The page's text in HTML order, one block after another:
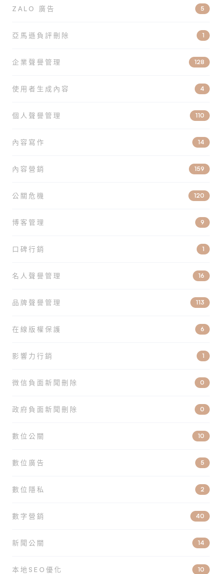
ZALO 廣告 5
亞馬遜負評刪除 1
企業聲譽管理 128
使用者生成內容 4
個人聲譽管理 110
內容寫作 14
內容營銷 159
公關危機 120
博客管理 9
口碑行銷 1
名人聲譽管理 16
品牌聲譽管理 113
在線版權保護 6
影響力行銷 1
微信負面新聞刪除 0
政府負面新聞刪除 0
數位公關 10
數位廣告 5
數位隱私 2
數字營銷 40
新聞公關 14
本地SEO優化 10